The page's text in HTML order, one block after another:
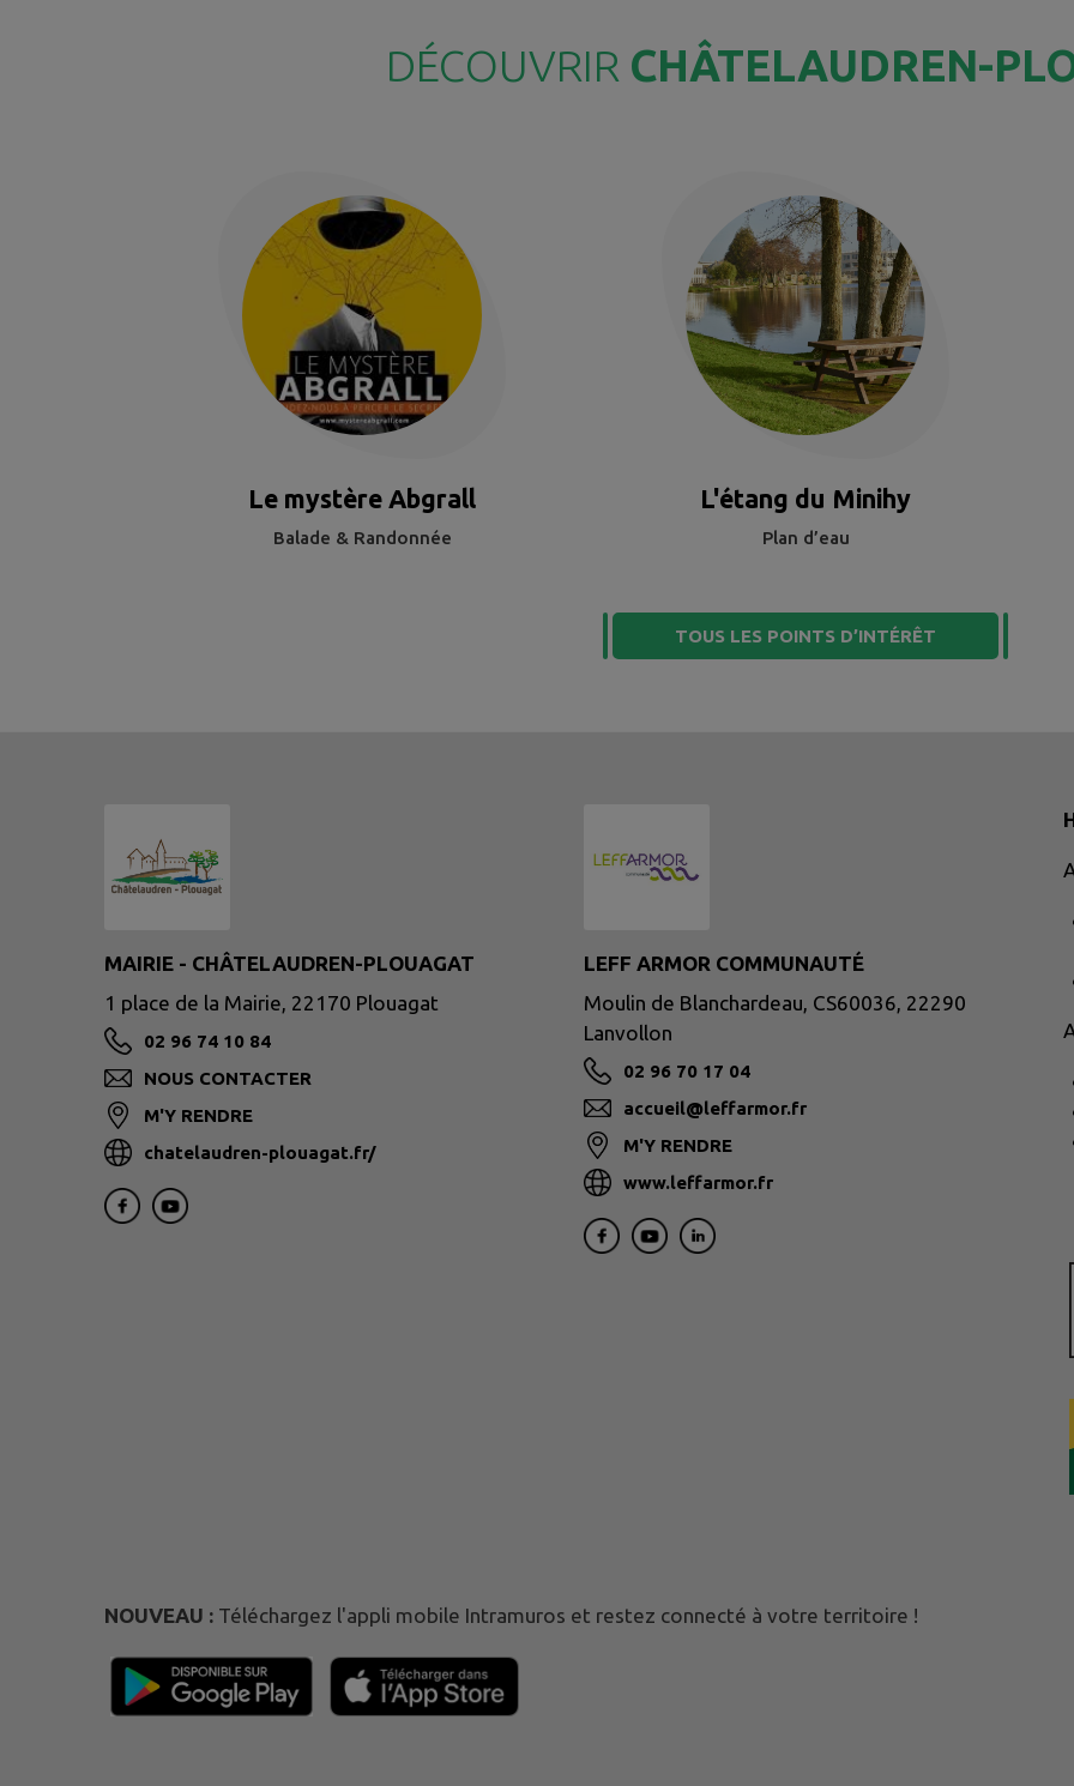
DÉCOUVRIR CHÂTELAUDREN-
Le mystère Abgrall
Balade & Randonnée
L'étang du Minihy
Plan d’eau
TOUS LES POINTS D’INTÉRÊT
MAIRIE - CHÂTELAUDREN-PLOUAGAT
1 place de la Mairie, 22170 Plouagat
02 96 74 10 84
NOUS CONTACTER
M'Y RENDRE
chatelaudren-plouagat.fr/
LEFF ARMOR COMMUNAUTÉ
Moulin de Blanchardeau, CS60036, 22290
Lanvollon
02 96 70 17 04
accueil@leffarmor.fr
M'Y RENDRE
www.leffarmor.fr
NOUVEAU : Téléchargez l'appli mobile Intramuros et restez connecté à votre territoire !